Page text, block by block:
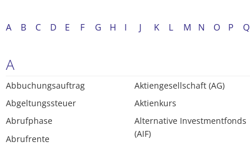
A B C D E F G H I J K L M N O P Q
A
Abbuchungsauftrag
Abgeltungssteuer
Abrufphase
Abrufrente
Aktiengesellschaft (AG)
Aktienkurs
Alternative Investmentfonds
(AIF)